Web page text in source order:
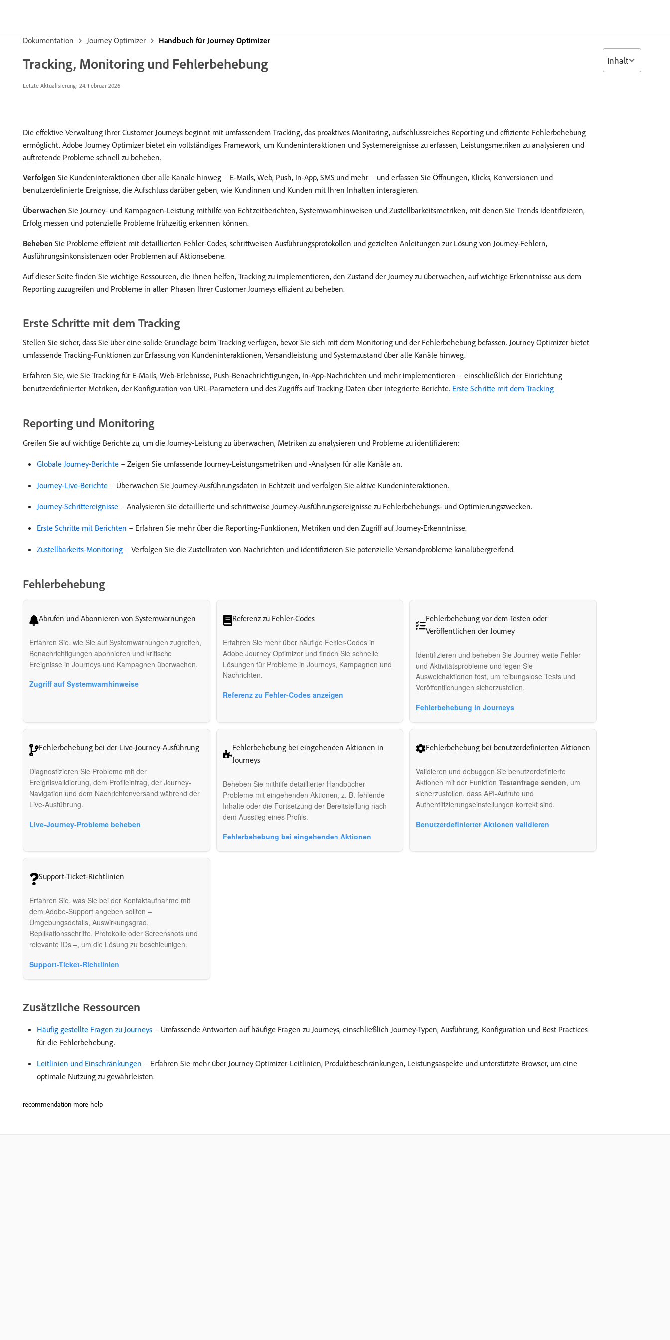
Dokumentation Journey Optimizer Handbuch für Journey Optimizer
Tracking, Monitoring und Fehlerbehebung
Letzte Aktualisierung: 24. Februar 2026
Die effektive Verwaltung Ihrer Customer Journeys beginnt mit umfassendem Tracking, das proaktives Monitoring, aufschlussreiches Reporting und effiziente Fehlerbehebung
ermöglicht. Adobe Journey Optimizer bietet ein vollständiges Framework, um Kundeninteraktionen und Systemereignisse zu erfassen, Leistungsmetriken zu analysieren und
auftretende Probleme schnell zu beheben.
Verfolgen Sie Kundeninteraktionen über alle Kanäle hinweg – E-Mails, Web, Push, In-App, SMS und mehr – und erfassen Sie Öffnungen, Klicks, Konversionen und
benutzerdefinierte Ereignisse, die Aufschluss darüber geben, wie Kundinnen und Kunden mit Ihren Inhalten interagieren.
Überwachen Sie Journey- und Kampagnen-Leistung mithilfe von Echtzeitberichten, Systemwarnhinweisen und Zustellbarkeitsmetriken, mit denen Sie Trends identifizieren,
Erfolg messen und potenzielle Probleme frühzeitig erkennen können.
Beheben Sie Probleme effizient mit detaillierten Fehler-Codes, schrittweisen Ausführungsprotokollen und gezielten Anleitungen zur Lösung von Journey-Fehlern,
Ausführungsinkonsistenzen oder Problemen auf Aktionsebene.
Auf dieser Seite finden Sie wichtige Ressourcen, die Ihnen helfen, Tracking zu implementieren, den Zustand der Journey zu überwachen, auf wichtige Erkenntnisse aus dem
Reporting zuzugreifen und Probleme in allen Phasen Ihrer Customer Journeys effizient zu beheben.
Erste Schritte mit dem Tracking
Stellen Sie sicher, dass Sie über eine solide Grundlage beim Tracking verfügen, bevor Sie sich mit dem Monitoring und der Fehlerbehebung befassen. Journey Optimizer bietet
umfassende Tracking-Funktionen zur Erfassung von Kundeninteraktionen, Versandleistung und Systemzustand über alle Kanäle hinweg.
Erfahren Sie, wie Sie Tracking für E-Mails, Web-Erlebnisse, Push-Benachrichtigungen, In-App-Nachrichten und mehr implementieren – einschließlich der Einrichtung
benutzerdefinierter Metriken, der Konfiguration von URL-Parametern und des Zugriffs auf Tracking-Daten über integrierte Berichte. Erste Schritte mit dem Tracking
Reporting und Monitoring
Greifen Sie auf wichtige Berichte zu, um die Journey-Leistung zu überwachen, Metriken zu analysieren und Probleme zu identifizieren:
Globale Journey-Berichte – Zeigen Sie umfassende Journey-Leistungsmetriken und -Analysen für alle Kanäle an.
Journey-Live-Berichte – Überwachen Sie Journey-Ausführungsdaten in Echtzeit und verfolgen Sie aktive Kundeninteraktionen.
Journey-Schrittereignisse – Analysieren Sie detaillierte und schrittweise Journey-Ausführungsereignisse zu Fehlerbehebungs- und Optimierungszwecken.
Erste Schritte mit Berichten – Erfahren Sie mehr über die Reporting-Funktionen, Metriken und den Zugriff auf Journey-Erkenntnisse.
Zustellbarkeits-Monitoring – Verfolgen Sie die Zustellraten von Nachrichten und identifizieren Sie potenzielle Versandprobleme kanalübergreifend.
Fehlerbehebung
Abrufen und Abonnieren von Systemwarnungen
Erfahren Sie, wie Sie auf Systemwarnungen zugreifen,
Benachrichtigungen abonnieren und kritische
Ereignisse in Journeys und Kampagnen überwachen.
Zugriff auf Systemwarnhinweise
Referenz zu Fehler-Codes
Erfahren Sie mehr über häufige Fehler-Codes in
Adobe Journey Optimizer und finden Sie schnelle
Lösungen für Probleme in Journeys, Kampagnen und
Nachrichten.
Referenz zu Fehler-Codes anzeigen
Fehlerbehebung vor dem Testen oder
Veröffentlichen der Journey
Identifizieren und beheben Sie Journey-weite Fehler
und Aktivitätsprobleme und legen Sie
Ausweichaktionen fest, um reibungslose Tests und
Veröffentlichungen sicherzustellen.
Fehlerbehebung in Journeys
Fehlerbehebung bei der Live-Journey-Ausführung
Diagnostizieren Sie Probleme mit der
Ereignisvalidierung, dem Profileintrag, der Journey-
Navigation und dem Nachrichtenversand während der
Live-Ausführung.
Live-Journey-Probleme beheben
Fehlerbehebung bei eingehenden Aktionen in
Journeys
Beheben Sie mithilfe detaillierter Handbücher
Probleme mit eingehenden Aktionen, z. B. fehlende
Inhalte oder die Fortsetzung der Bereitstellung nach
dem Ausstieg eines Profils.
Fehlerbehebung bei eingehenden Aktionen
Fehlerbehebung bei benutzerdefinierten Aktionen
Validieren und debuggen Sie benutzerdefinierte
Aktionen mit der FunktionTestanfrage senden, um
sicherzustellen, dass API-Aufrufe und
Authentifizierungseinstellungen korrekt sind.
Benutzerdefinierter Aktionen validieren
Support-Ticket-Richtlinien
Erfahren Sie, was Sie bei der Kontaktaufnahme mit
dem Adobe-Support angeben sollten –
Umgebungsdetails, Auswirkungsgrad,
Replikationsschritte, Protokolle oder Screenshots und
relevante IDs –, um die Lösung zu beschleunigen.
Support-Ticket-Richtlinien
Zusätzliche Ressourcen
Häufig gestellte Fragen zu Journeys – Umfassende Antworten auf häufige Fragen zu Journeys, einschließlich Journey-Typen, Ausführung, Konfiguration und Best Practices
für die Fehlerbehebung.
Leitlinien und Einschränkungen – Erfahren Sie mehr über Journey Optimizer-Leitlinien, Produktbeschränkungen, Leistungsaspekte und unterstützte Browser, um eine
optimale Nutzung zu gewährleisten.
recommendation-more-help
Inhalt